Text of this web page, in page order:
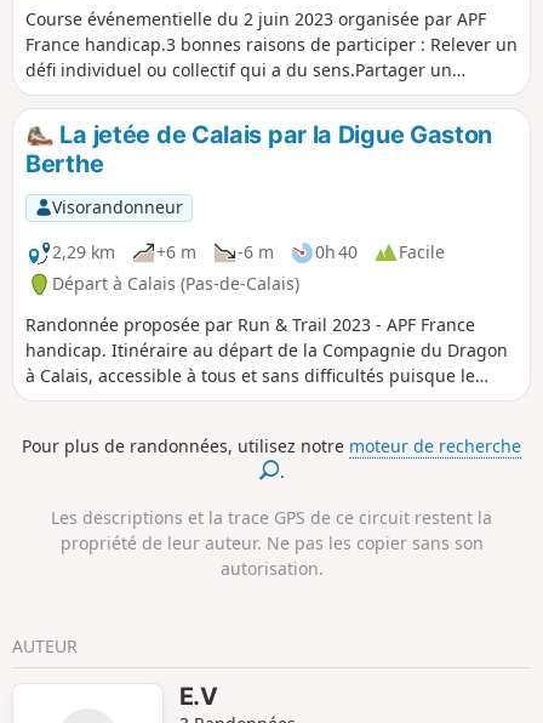
Course événementielle du 2 juin 2023 organisée par APF
France handicap.3 bonnes raisons de participer : Relever un
défi individuel ou collectif qui a du sens.Partager un
moment convivial et inclusif avec nos adhérents, bénévoles
et salariés.Soutenir nos actions de proximité avec et pour
les personnes en situation de handicap et leurs proches.
La jetée de Calais par la Digue Gaston
Berthe
Visorandonneur
2,29 km
+6 m -6 m 0h 40
Facile
Départ à Calais (Pas-de-Calais)
Randonnée proposée par Run & Trail 2023 - APF France
handicap. Itinéraire au départ de la Compagnie du Dragon
à Calais, accessible à tous et sans difficultés puisque le
parcours est essentiellement plat.
Pour plus de randonnées, utilisez notre moteur de recherche
.
Les descriptions et la trace GPS de ce circuit restent la
propriété de leur auteur. Ne pas les copier sans son
autorisation.
AUTEUR
E.V